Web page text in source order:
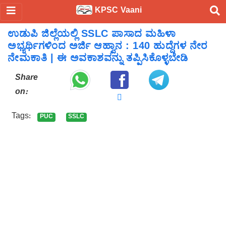
KPSC Vaani
ಉಡುಪಿ ಜಿಲ್ಲೆಯಲ್ಲಿ SSLC ಪಾಸಾದ ಮಹಿಳಾ
ಅಭ್ಯರ್ಥಿಗಳಿಂದ ಅರ್ಜಿ ಆಹ್ವಾನ : 140 ಹುದ್ದೆಗಳ ನೇರ
ನೇಮಕಾತಿ | ಈ ಅವಕಾಶವನ್ನು ತಪ್ಪಿಸಿಕೊಳ್ಳಬೇಡಿ
Share
on:
Tags: PUC SSLC